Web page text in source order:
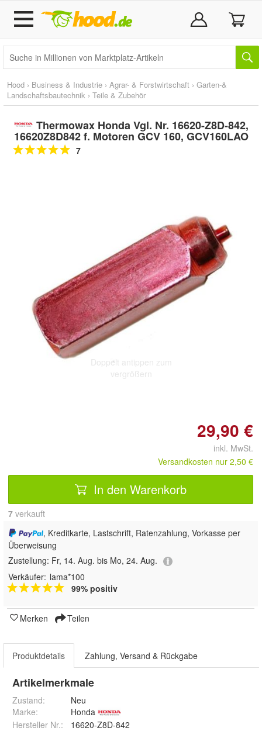
Hood › Business & Industrie › Agrar- & Forstwirtschaft › Garten-&
Landschaftsbautechnik › Teile & Zubehör
Thermowax Honda Vgl. Nr. 16620-Z8D-842,
16620Z8D842 f. Motoren GCV 160, GCV160LAO
7
Doppelt antippen zum
vergrößern
29,90 €
inkl. MwSt.
Versandkosten nur 2,50 €
In den Warenkorb
7 verkauft
, Kreditkarte, Lastschrift, Ratenzahlung, Vorkasse per
Überweisung
Zustellung: Fr, 14. Aug. bis Mo, 24. Aug.
Verkäufer: lama*100
99% positiv
Merken Teilen
Produktdetails Zahlung, Versand & Rückgabe
Artikelmerkmale
Zustand:
Neu
Marke:
Honda
Hersteller Nr.:
16620-Z8D-842